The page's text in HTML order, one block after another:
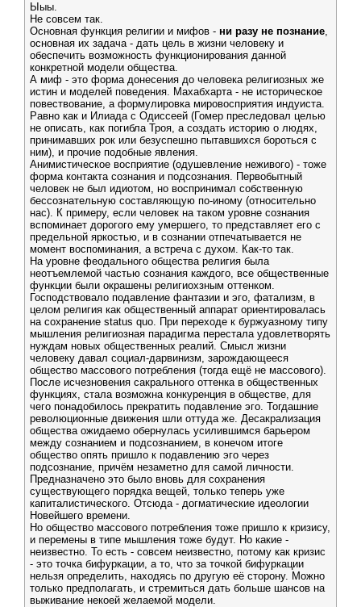
Ыыы.
Не совсем так.
Основная функция религии и мифов - ни разу не познание,
основная их задача - дать цель в жизни человеку и
обеспечить возможность функционирования данной
конкретной модели общества.
А миф - это форма донесения до человека религиозных же
истин и моделей поведения. Махабхарта - не историческое
повествование, а формулировка мировосприятия индуиста.
Равно как и Илиада с Одиссеей (Гомер преследовал целью
не описать, как погибла Троя, а создать историю о людях,
принимавших рок или безуспешно пытавшихся бороться с
ним), и прочие подобные явления.
Анимистическое восприятие (одушевление неживого) - тоже
форма контакта сознания и подсознания. Первобытный
человек не был идиотом, но воспринимал собственную
бессознательную составляющую по-иному (относительно
нас). К примеру, если человек на таком уровне сознания
вспоминает дорогого ему умершего, то представляет его с
предельной яркостью, и в сознании отпечатывается не
момент воспоминания, а встреча с духом. Как-то так.
На уровне феодального общества религия была
неотъемлемой частью сознания каждого, все общественные
функции были окрашены религиохзным оттенком.
Господствовало подавление фантазии и эго, фатализм, в
целом религия как общественный аппарат ориентировалась
на сохранение status quo. При переходе к буржуазному типу
мышления религиозная парадигма перестала удовлетворять
нуждам новых общественных реалий. Смысл жизни
человеку давал социал-дарвинизм, зарождающееся
общество массового потребления (тогда ещё не массового).
После исчезновения сакрального оттенка в общественных
функциях, стала возможна конкуренция в обществе, для
чего понадобилось прекратить подавление эго. Тогдашние
революционные движения шли оттуда же. Десакрализация
общества ожидаемо обернулась усилившимся барьером
между сознанием и подсознанием, в конечом итоге
общество опять пришло к подавлению эго через
подсознание, причём незаметно для самой личности.
Предназначено это было вновь для сохранения
существующего порядка вещей, только теперь уже
капиталистического. Отсюда - догматические идеологии
Новейшего времени.
Но общество массового потребления тоже пришло к кризису,
и перемены в типе мышления тоже будут. Но какие -
неизвестно. То есть - совсем неизвестно, потому как кризис
- это точка бифуркации, а то, что за точкой бифуркации
нельзя определить, находясь по другую её сторону. Можно
только предполагать, и стремиться дать больше шансов на
выживание некоей желаемой модели.